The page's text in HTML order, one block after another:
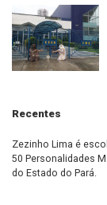
Recentes
Zezinho Lima é
50 Personalidades
do Estado do Pará.